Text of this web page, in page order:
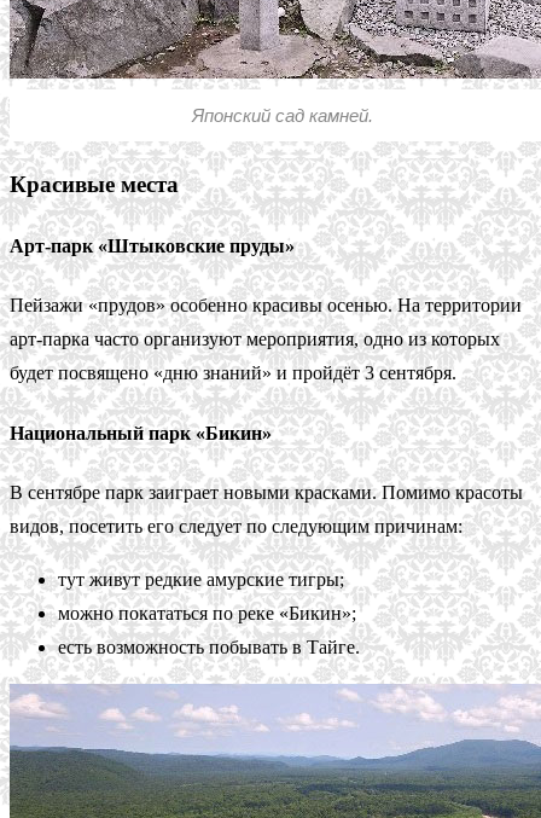
Японский сад камней.
Красивые места
Арт-парк «Штыковские пруды»
Пейзажи «прудов» особенно красивы осенью. На территории
арт-парка часто организуют мероприятия, одно из которых
будет посвящено «дню знаний» и пройдёт 3 сентября.
Национальный парк «Бикин»
В сентябре парк заиграет новыми красками. Помимо красоты
видов, посетить его следует по следующим причинам:
тут живут редкие амурские тигры;
можно покататься по реке «Бикин»;
есть возможность побывать в Тайге.